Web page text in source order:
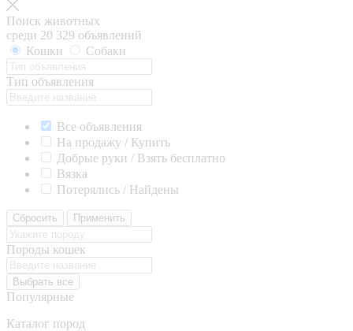
Поиск животных
среди 20 329 объявлений
Кошки
Собаки
Тип объявления
Все объявления
На продажу / Купить
Добрые руки / Взять бесплатно
Вязка
Потерялись / Найдены
Сбросить Применить
Породы кошек
Выбрать все
Популярные
Каталог пород